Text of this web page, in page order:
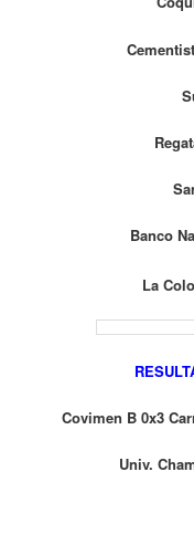
Banco
La
Covimen B 0x3
Univ.